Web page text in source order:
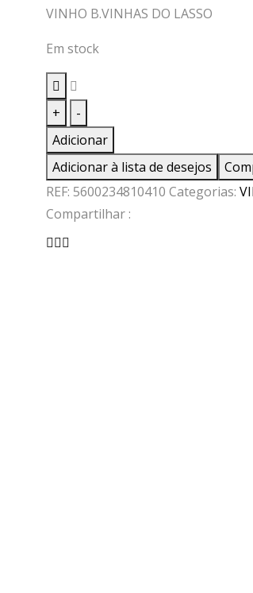
VINHO B.VINHAS DO LASSO
Em stock
+
Quantidade
de
VINHO
B.VINHAS
DO
LASSO
-
Adicionar
Adicionar à lista de desejos
REF: 5600234810410 Categorias:
Compartilhar :